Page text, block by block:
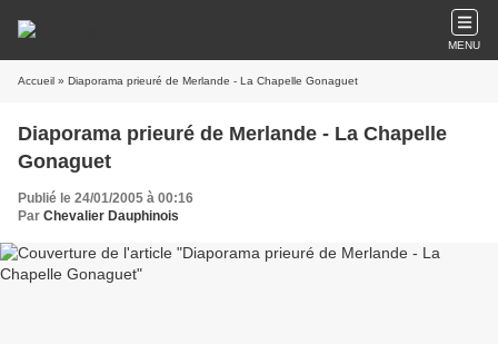
MENU
Accueil » Diaporama prieuré de Merlande - La Chapelle Gonaguet
Diaporama prieuré de Merlande - La Chapelle
Gonaguet
Publié le 24/01/2005 à 00:16
Par Chevalier Dauphinois